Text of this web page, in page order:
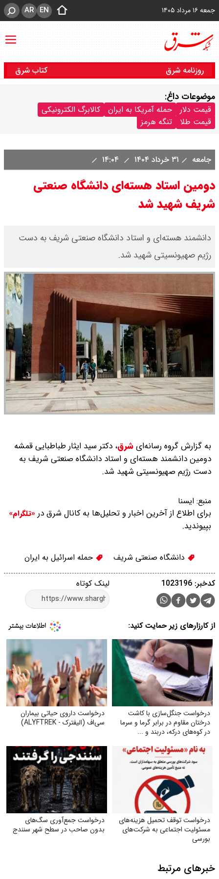
جمعه ۱۶ مرداد ۱۴۰۵ EN
AR
روزنامه شرق کتاب شرق
موضوعات داغ:
قیمت دلار حمله آمریکا به ایران
کالابرگ الکترونیکی
قیمت طلا
تنگه هرمز
جامعه ۳۱ خرداد ۱۴۰۴
دومین استاد هسته‌ای دانشگاه صنعتی
شریف شهید شد
دانشمند هسته‌ای و استاد دانشگاه صنعتی شریف به دست
رژیم صهیونسیتی شهید شد.
به گزارش گروه رسانه‌ایشرق، دکتر سید ایثار طباطبایی قمشه
دومین دانشمند هسته‌ای و استاد دانشگاه صنعتی شریف به
دست رژیم صهیونسیتی شهید شد.
منبع: ایسنا
برای اطلاع از آخرین اخبار و تحلیل‌ها به کانال شرق در «تلگرام»
بپیوندید.
دانشگاه صنعتی شریف حمله اسرائیل به ایران
لینک کوتاه کدخبر: 1023196
از کارزارهای زیر حمایت کنید:
درخواست جنگل‌سازی با کاشت
درختان مقاوم در برابر گرما و سرما
در کوه‌های درکه، دربند و ...
درخواست داروی حیاتی بیماران
سی‌اف (الیفترک - ALYFTREK)
درخواست توقف تحمیل هزینه‌های
مسئولیت اجتماعی به شرکت‌های
بورسی
درخواست جمع‌آوری سگ‌های
بدون صاحب در سطح شهر سنندج
خبرهای مرتبط